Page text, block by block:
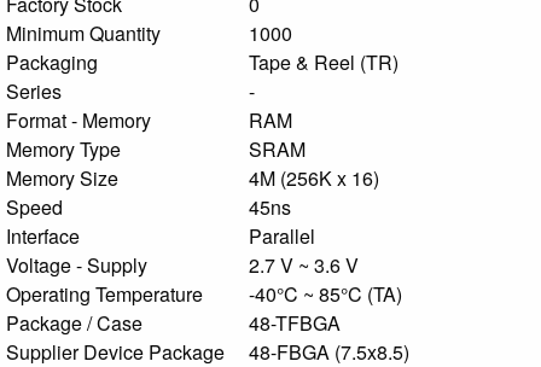
Minimum Quantity
1000
Packaging
Tape & Reel (TR)
Series
-
Format - Memory
RAM
Memory Type
SRAM
Memory Size
4M (256K x 16)
Speed
45ns
Interface
Parallel
Voltage - Supply
2.7 V ~ 3.6 V
Operating Temperature
-40°C ~ 85°C (TA)
Package / Case
48-TFBGA
Supplier Device Package
48-FBGA (7.5x8.5)